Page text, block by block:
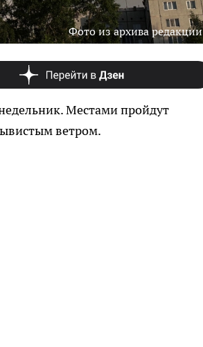
Фото из архива редакции
Местами пройдут
ветром.